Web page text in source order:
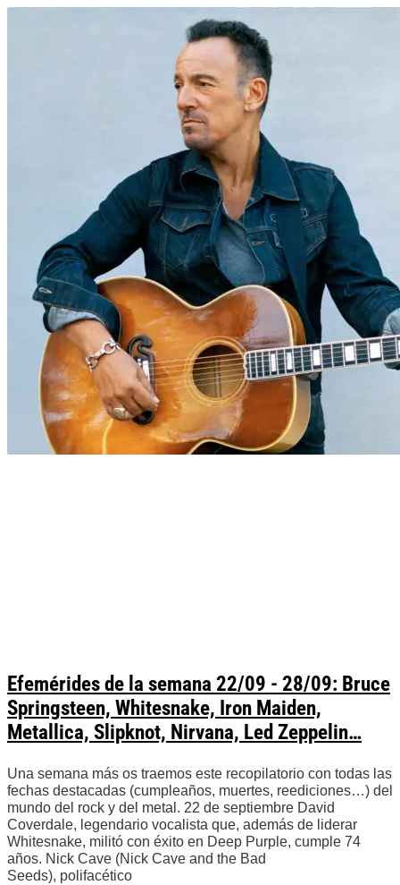
Efemérides de la semana 22/09 - 28/09: Bruce
Springsteen, Whitesnake, Iron Maiden,
Metallica, Slipknot, Nirvana, Led Zeppelin…
Una semana más os traemos este recopilatorio con todas las
fechas destacadas (cumpleaños, muertes, reediciones…) del
mundo del rock y del metal. 22 de septiembre David
Coverdale, legendario vocalista que, además de liderar
Whitesnake, militó con éxito en Deep Purple, cumple 74
años. Nick Cave (Nick Cave and the Bad
Seeds), polifacético